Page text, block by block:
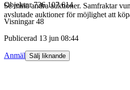
Se mina andra auktioner. Samfraktar
avslutade auktioner för möjlighet att
Objektnr 736 107 614
Visningar 48
Publicerad 13 jun 08:44
Anmäl Sälj liknande